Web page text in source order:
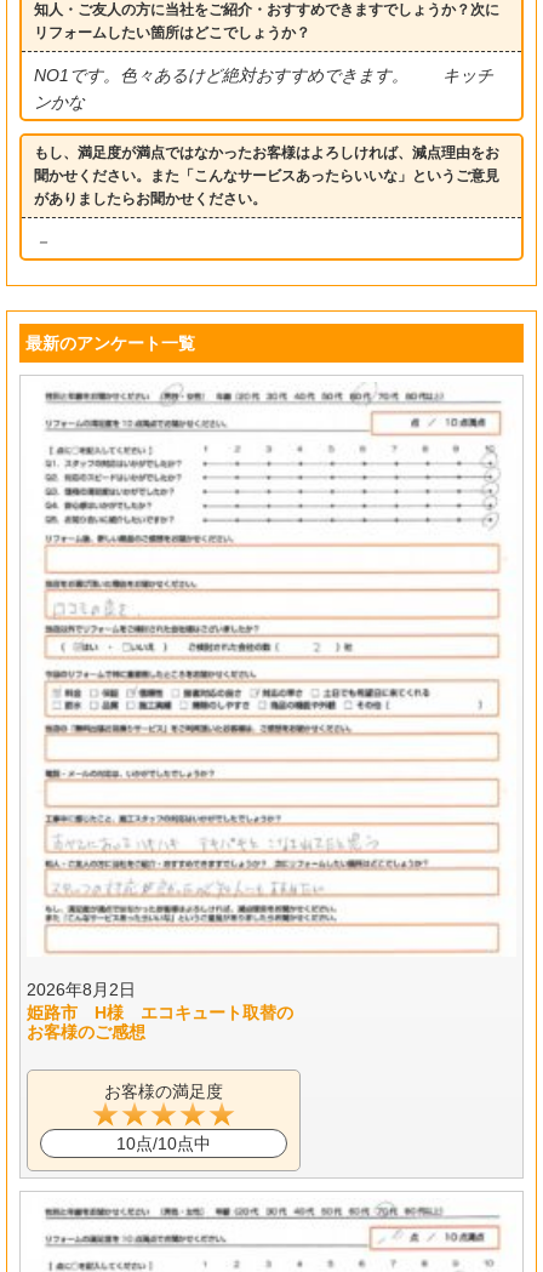
知人・ご友人の方に当社をご紹介・おすすめできますでしょうか？次に
リフォームしたい箇所はどこでしょうか？
NO1です。色々あるけど絶対おすすめできます。 キッチ
ンかな
もし、満足度が満点ではなかったお客様はよろしければ、減点理由をお
聞かせください。また「こんなサービスあったらいいな」というご意見
がありましたらお聞かせください。
－
最新のアンケート一覧
2026年8月2日
姫路市 H様 エコキュート取替の
お客様のご感想
お客様の満足度
10点/10点中